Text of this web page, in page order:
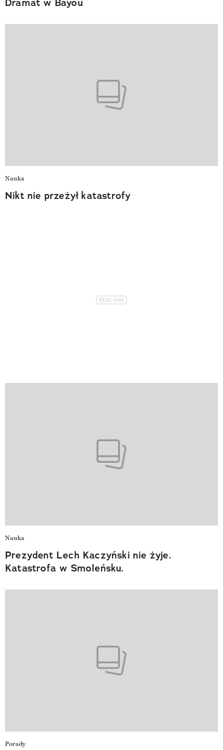
Nauka
Nikt nie przeżył katastrofy
Nauka
Prezydent Lech Kaczyński nie żyje.
Katastrofa w Smoleńsku.
Porady